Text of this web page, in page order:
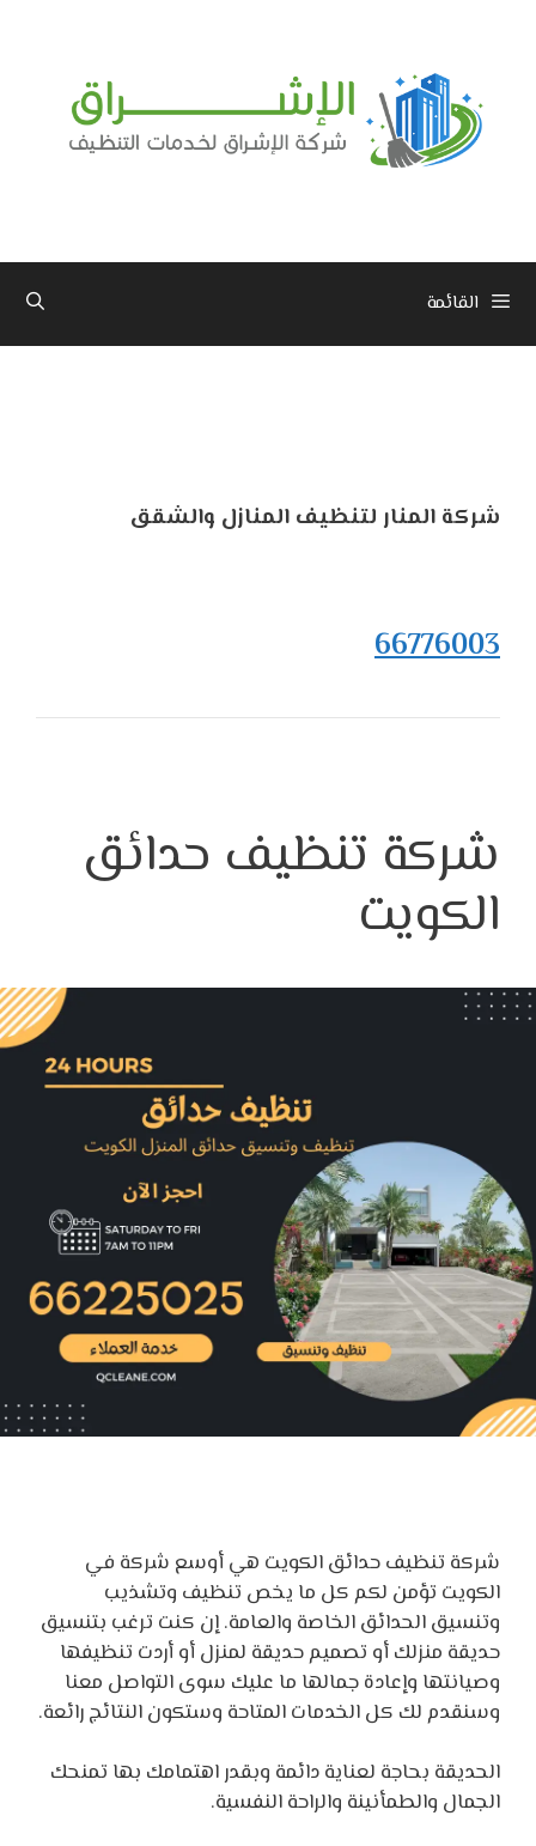
القائمة
شركة المنار لتنظيف المنازل والشقق
66776003
شركة تنظيف حدائق
الكويت
شركة تنظيف حدائق الكويت هي أوسع شركة في
الكويت تؤمن لكم كل ما يخص تنظيف وتشذيب
وتنسيق الحدائق الخاصة والعامة. إن كنت ترغب بتنسيق
حديقة منزلك أو تصميم حديقة لمنزل أو أردت تنظيفها
وصيانتها وإعادة جمالها ما عليك سوى التواصل معنا
وسنقدم لك كل الخدمات المتاحة وستكون النتائج رائعة.
الحديقة بحاجة لعناية دائمة وبقدر اهتمامك بها تمنحك
الجمال والطمأنينة والراحة النفسية.